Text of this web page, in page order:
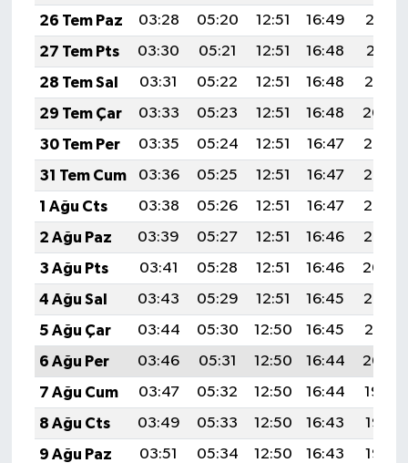
26 Tem Paz
03:28 05:20 12:51 16:49
20:12
27 Tem Pts
03:30 05:21 12:51 16:48
20:11
28 Tem Sal
03:31 05:22 12:51 16:48
20:10
29 Tem Çar
03:33 05:23 12:51 16:48
20:09
30 Tem Per
03:35 05:24 12:51 16:47
20:08
31 Tem Cum
03:36 05:25 12:51 16:47
20:07
1 Ağu Cts
03:38 05:26 12:51 16:47
20:06
2 Ağu Paz
03:39 05:27 12:51 16:46
20:05
3 Ağu Pts
03:41 05:28 12:51 16:46
20:04
4 Ağu Sal
03:43 05:29 12:51 16:45
20:03
5 Ağu Çar
03:44 05:30 12:50 16:45
20:01
6 Ağu Per
03:46 05:31 12:50 16:44
20:00
7 Ağu Cum
03:47 05:32 12:50 16:44
19:59
8 Ağu Cts
03:49 05:33 12:50 16:43
19:58
9 Ağu Paz
03:51 05:34 12:50 16:43
19:56